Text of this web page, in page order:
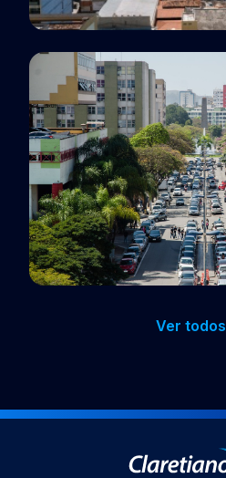
Vitória, ES
Volta Redonda, RJ
Ver todos